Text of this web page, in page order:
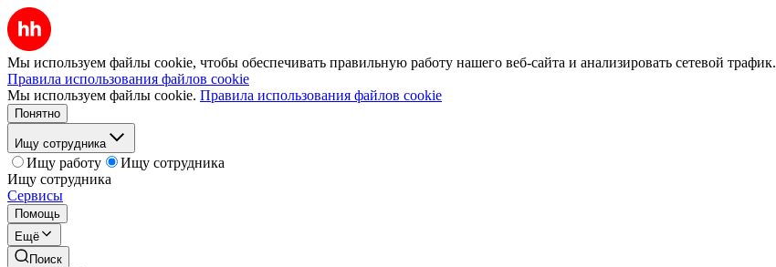
Мы используем файлы cookie, чтобы обеспечивать правильную работу нашего веб-сайта и анализировать сетевой трафик.
Правила использования файлов cookie
Мы используем файлы cookie. Правила использования файлов cookie
Понятно
Ищу сотрудника
Ищу работу
Ищу сотрудника
Ищу сотрудника
Сервисы
Помощь
Ещё
Поиск